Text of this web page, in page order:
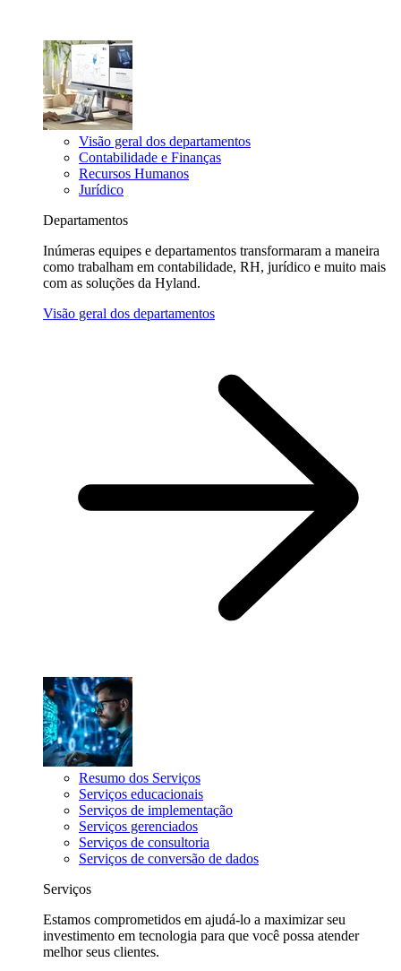
Visão geral dos departamentos
Contabilidade e Finanças
Recursos Humanos
Jurídico
Departamentos
Inúmeras equipes e departamentos transformaram a maneira
como trabalham em contabilidade, RH, jurídico e muito mais
com as soluções da Hyland.
Visão geral dos departamentos
Resumo dos Serviços
Serviços educacionais
Serviços de implementação
Serviços gerenciados
Serviços de consultoria
Serviços de conversão de dados
Serviços
Estamos comprometidos em ajudá-lo a maximizar seu
investimento em tecnologia para que você possa atender
melhor seus clientes.